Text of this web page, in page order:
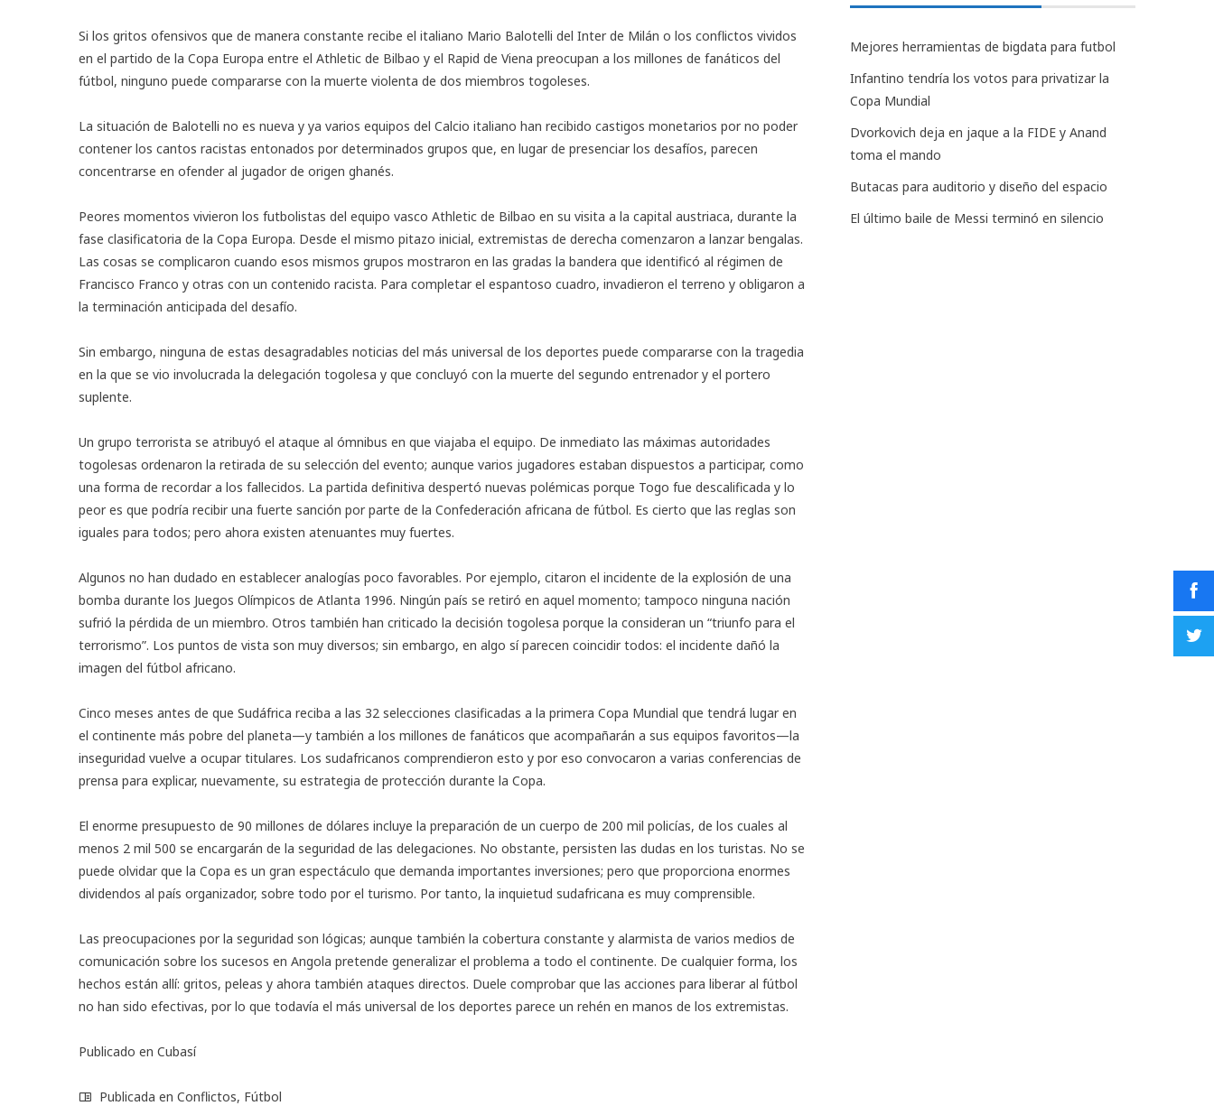
Si los gritos ofensivos que de manera constante recibe el italiano Mario Balotelli del Inter de Milán o los conflictos vividos
en el partido de la Copa Europa entre el Athletic de Bilbao y el Rapid de Viena preocupan a los millones de fanáticos del
fútbol, ninguno puede compararse con la muerte violenta de dos miembros togoleses.
La situación de Balotelli no es nueva y ya varios equipos del Calcio italiano han recibido castigos monetarios por no poder
contener los cantos racistas entonados por determinados grupos que, en lugar de presenciar los desafíos, parecen
concentrarse en ofender al jugador de origen ghanés.
Peores momentos vivieron los futbolistas del equipo vasco Athletic de Bilbao en su visita a la capital austriaca, durante la
fase clasificatoria de la Copa Europa. Desde el mismo pitazo inicial, extremistas de derecha comenzaron a lanzar bengalas.
Las cosas se complicaron cuando esos mismos grupos mostraron en las gradas la bandera que identificó al régimen de
Francisco Franco y otras con un contenido racista. Para completar el espantoso cuadro, invadieron el terreno y obligaron a
la terminación anticipada del desafío.
Sin embargo, ninguna de estas desagradables noticias del más universal de los deportes puede compararse con la tragedia
en la que se vio involucrada la delegación togolesa y que concluyó con la muerte del segundo entrenador y el portero
suplente.
Un grupo terrorista se atribuyó el ataque al ómnibus en que viajaba el equipo. De inmediato las máximas autoridades
togolesas ordenaron la retirada de su selección del evento; aunque varios jugadores estaban dispuestos a participar, como
una forma de recordar a los fallecidos. La partida definitiva despertó nuevas polémicas porque Togo fue descalificada y lo
peor es que podría recibir una fuerte sanción por parte de la Confederación africana de fútbol. Es cierto que las reglas son
iguales para todos; pero ahora existen atenuantes muy fuertes.
Algunos no han dudado en establecer analogías poco favorables. Por ejemplo, citaron el incidente de la explosión de una
bomba durante los Juegos Olímpicos de Atlanta 1996. Ningún país se retiró en aquel momento; tampoco ninguna nación
sufrió la pérdida de un miembro. Otros también han criticado la decisión togolesa porque la consideran un “triunfo para el
terrorismo”. Los puntos de vista son muy diversos; sin embargo, en algo sí parecen coincidir todos: el incidente dañó la
imagen del fútbol africano.
Cinco meses antes de que Sudáfrica reciba a las 32 selecciones clasificadas a la primera Copa Mundial que tendrá lugar en
el continente más pobre del planeta—y también a los millones de fanáticos que acompañarán a sus equipos favoritos—la
inseguridad vuelve a ocupar titulares. Los sudafricanos comprendieron esto y por eso convocaron a varias conferencias de
prensa para explicar, nuevamente, su estrategia de protección durante la Copa.
El enorme presupuesto de 90 millones de dólares incluye la preparación de un cuerpo de 200 mil policías, de los cuales al
menos 2 mil 500 se encargarán de la seguridad de las delegaciones. No obstante, persisten las dudas en los turistas. No se
puede olvidar que la Copa es un gran espectáculo que demanda importantes inversiones; pero que proporciona enormes
dividendos al país organizador, sobre todo por el turismo. Por tanto, la inquietud sudafricana es muy comprensible.
Las preocupaciones por la seguridad son lógicas; aunque también la cobertura constante y alarmista de varios medios de
comunicación sobre los sucesos en Angola pretende generalizar el problema a todo el continente. De cualquier forma, los
hechos están allí: gritos, peleas y ahora también ataques directos. Duele comprobar que las acciones para liberar al fútbol
no han sido efectivas, por lo que todavía el más universal de los deportes parece un rehén en manos de los extremistas.
Publicado en Cubasí
Publicada en Conflictos, Fútbol
Mejores herramientas de bigdata para futbol
Infantino tendría los votos para privatizar la
Copa Mundial
Dvorkovich deja en jaque a la FIDE y Anand
toma el mando
Butacas para auditorio y diseño del espacio
El último baile de Messi terminó en silencio